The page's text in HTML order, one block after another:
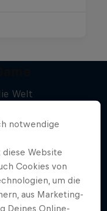
Welt
notwendige
Website
Cookies von
um die
aus Marketing-
Deines Online-